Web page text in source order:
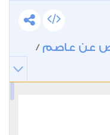
عن عاصم /